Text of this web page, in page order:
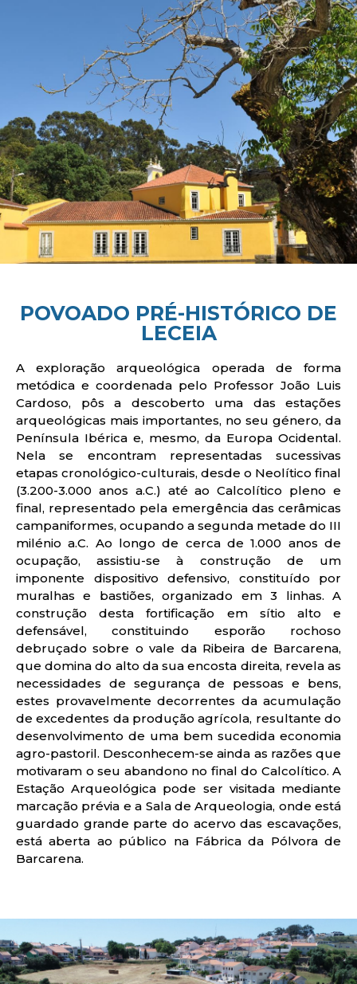
POVOADO PRÉ-HISTÓRICO DE
LECEIA
A exploração arqueológica operada de forma
metódica e coordenada pelo Professor João Luis
Cardoso, pôs a descoberto uma das estações
arqueológicas mais importantes, no seu género, da
Península Ibérica e, mesmo, da Europa Ocidental.
Nela se encontram representadas sucessivas
etapas cronológico-culturais, desde o Neolítico final
(3.200-3.000 anos a.C.) até ao Calcolítico pleno e
final, representado pela emergência das cerâmicas
campaniformes, ocupando a segunda metade do III
milénio a.C. Ao longo de cerca de 1.000 anos de
ocupação, assistiu-se à construção de um
imponente dispositivo defensivo, constituído por
muralhas e bastiões, organizado em 3 linhas. A
construção desta fortificação em sítio alto e
defensável, constituindo esporão rochoso
debruçado sobre o vale da Ribeira de Barcarena,
que domina do alto da sua encosta direita, revela as
necessidades de segurança de pessoas e bens,
estes provavelmente decorrentes da acumulação
de excedentes da produção agrícola, resultante do
desenvolvimento de uma bem sucedida economia
agro-pastoril. Desconhecem-se ainda as razões que
motivaram o seu abandono no final do Calcolítico. A
Estação Arqueológica pode ser visitada mediante
marcação prévia e a Sala de Arqueologia, onde está
guardado grande parte do acervo das escavações,
está aberta ao público na Fábrica da Pólvora de
Barcarena.